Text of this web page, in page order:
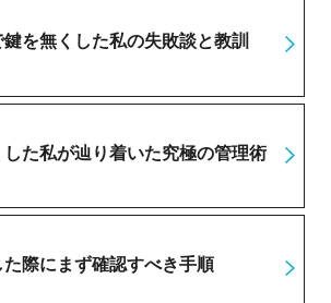
を無くした私の失敗談と教訓
た私が辿り着いた究極の管理術
際にまず確認すべき手順